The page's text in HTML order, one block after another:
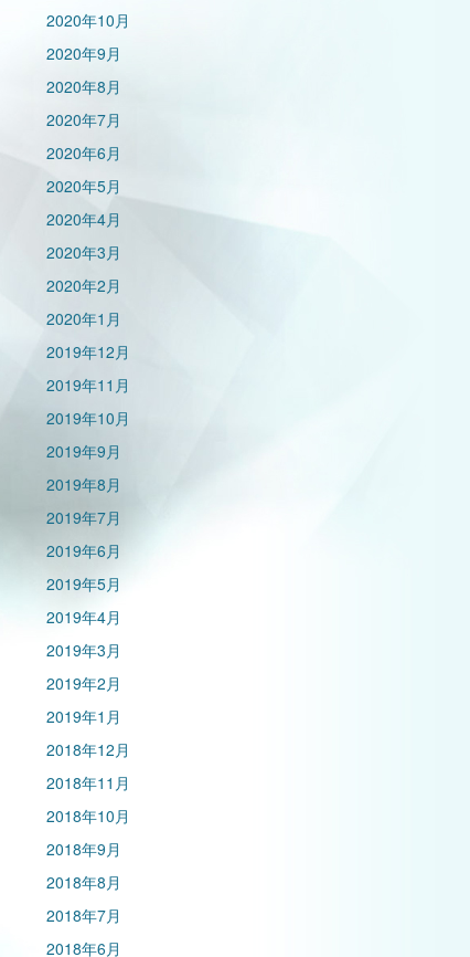
2020年10月
2020年9月
2020年8月
2020年7月
2020年6月
2020年5月
2020年4月
2020年3月
2020年2月
2020年1月
2019年12月
2019年11月
2019年10月
2019年9月
2019年8月
2019年7月
2019年6月
2019年5月
2019年4月
2019年3月
2019年2月
2019年1月
2018年12月
2018年11月
2018年10月
2018年9月
2018年8月
2018年7月
2018年6月